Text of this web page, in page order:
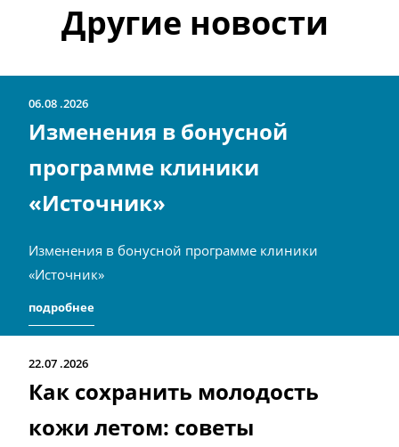
Другие новости
06.08 2026
Изменения в бонусной
программе клиники
«Источник»
Изменения в бонусной программе клиники
«Источник»
подробнее
22.07 2026
Как сохранить молодость
кожи летом: советы